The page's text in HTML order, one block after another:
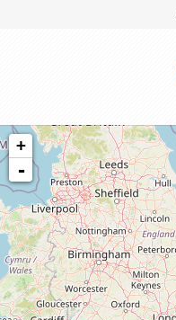
+
-